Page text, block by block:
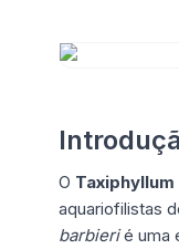
O
aquariofilistas
barbierié uma